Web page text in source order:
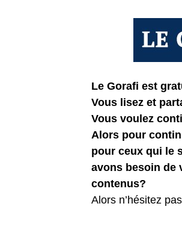
Le Gorafi est
Vous lisez et
Vous voulez
Alors pour
pour ceux qui le
avons besoin de
contenus?
Alors n’hésitez